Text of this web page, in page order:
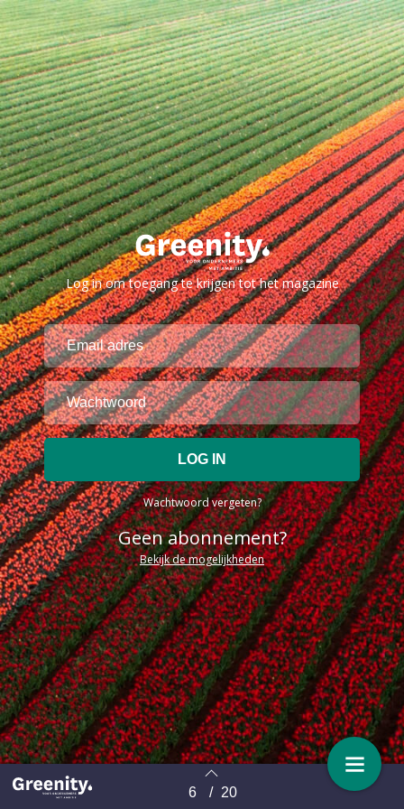
Terug naar overzicht 6 / 20
Log in om toegang te krijgen tot het magazine
Wachtwoord vergeten?
Geen abonnement?
Bekijk de mogelijkheden